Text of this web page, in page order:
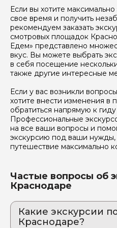
Если вы хотите
свое время и получить
рекомендуем заказать
смотровых площадок
Едем» представлено
вкус. Вы можете выбрать
в себя посещение
также другие интересные
Если у вас возникли
хотите внести изменения в
обратиться напрямую к
Профессиональные
на все ваши вопросы и
экскурсию под ваши нужды,
путешествие максимально
Частые вопросы об
Краснодаре
Какие экскурсии
Краснодаре?